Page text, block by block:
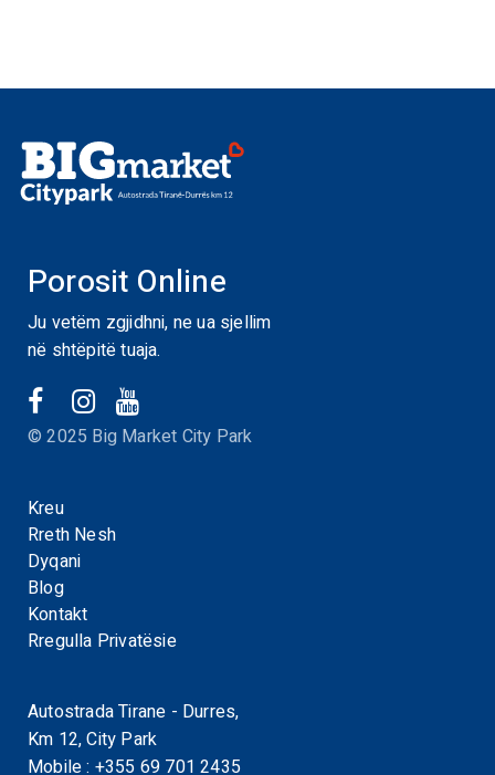
Porosit Online
Ju vetëm zgjidhni, ne ua sjellim
në shtëpitë tuaja.
© 2025 Big Market City Park
Kreu
Rreth Nesh
Dyqani
Blog
Kontakt
Rregulla Privatësie
Autostrada Tirane - Durres,
Km 12, City Park
Mobile : +355 69 701 2435